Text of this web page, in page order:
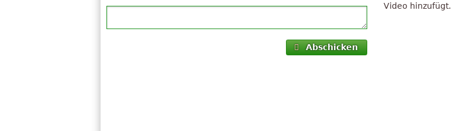
Video hinzufügt.
Abschicken